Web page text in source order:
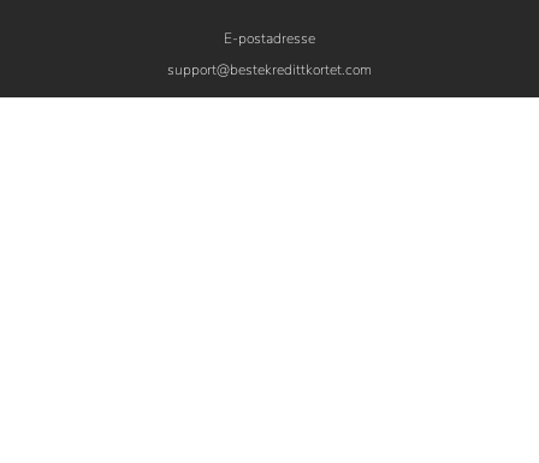
E-postadresse
support@bestekredittkortet.com